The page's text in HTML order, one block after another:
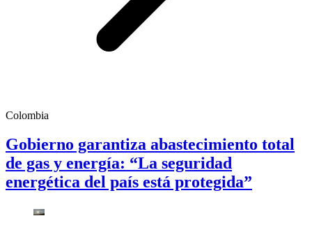
Colombia
Gobierno garantiza abastecimiento total
de gas y energía: “La seguridad
energética del país está protegida”